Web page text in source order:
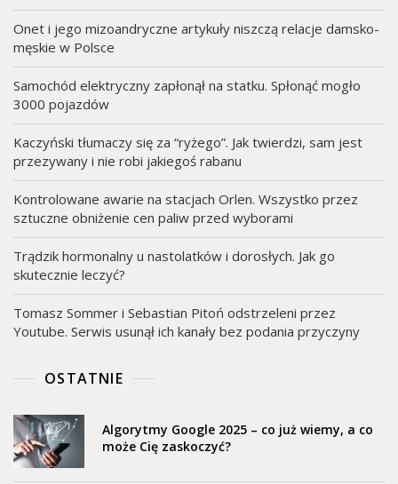
Onet i jego mizoandryczne artykuły niszczą relacje damsko-
męskie w Polsce
Samochód elektryczny zapłonął na statku. Spłonąć mogło
3000 pojazdów
Kaczyński tłumaczy się za “ryżego”. Jak twierdzi, sam jest
przezywany i nie robi jakiegoś rabanu
Kontrolowane awarie na stacjach Orlen. Wszystko przez
sztuczne obniżenie cen paliw przed wyborami
Trądzik hormonalny u nastolatków i dorosłych. Jak go
skutecznie leczyć?
Tomasz Sommer i Sebastian Pitoń odstrzeleni przez
Youtube. Serwis usunął ich kanały bez podania przyczyny
OSTATNIE
Algorytmy Google 2025 – co już wiemy, a co
może Cię zaskoczyć?